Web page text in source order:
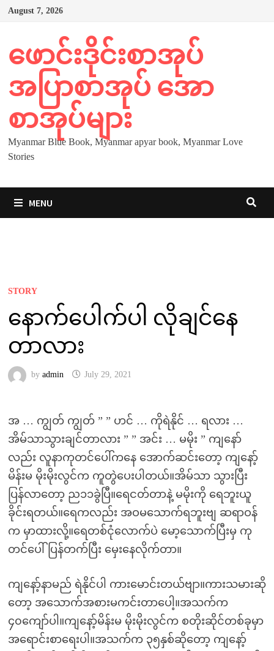
Skip
August 7, 2026
ဖောင်းဒိုင်းစာအုပ်
အပြာစာအုပ် အော
စာအုပ်များ
Myanmar Blue Book, Myanmar apyar book, Myanmar Love
Stories
MENU
STORY
နောက်ပေါက်ပါ လိုချင်နေ
တာလား
by admin July 29, 2021
အ … ကျွတ် ကျွတ် ” ” ဟင် … ကိုရဲနိုင် … ရလား …
အိမ်သာသွားချင်တာလား ” ” အင်း … မမိုး ” ကျနော်
လည်း လူနာကုတင်ပေါ်ကနေ အောက်ဆင်းတော့ ကျနော့်
မိန်းမ မိုးမိုးလွင်က ကူတွဲပေးပါတယ်။အိမ်သာ သွားပြီး
ပြန်လာတော့ ည၁၁ခွဲပြီ။ရေငတ်တာနဲ့ မမိုးကို ရေဘူးယူ
ခိုင်းရတယ်။ရေကလည်း အဝမသောက်ရဘူးဗျ ဆရာဝန်
က မှာထားလို့။ရေတစ်ငုံလောက်ပဲ မော့သောက်ပြီးမှ ကု
တင်ပေါ်ပြန်တက်ပြီး မှေးနေလိုက်တာ။
ကျနော့်နာမည် ရဲနိုင်ပါ ကားမောင်းတယ်ဗျာ။ကားသမားဆို
တော့ အသောက်အစားမကင်းတာပေါ့။အသက်က
၄၀ကျော်ပါ။ကျနော့်မိန်းမ မိုးမိုးလွင်က စတိုးဆိုင်တစ်ခုမှာ
အရောင်းစာရေးပါ။အသက်က ၃၅နှစ်ဆိုတော့ ကျနော့်